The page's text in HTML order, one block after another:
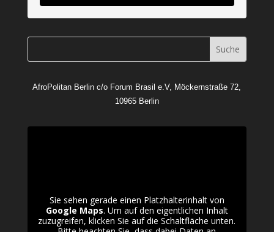
AfroPolitan Berlin c/o Forum Brasil e.V, Möckernstraße 72,
10965 Berlin
Sie sehen gerade einen Platzhalterinhalt von
Google Maps. Um auf den eigentlichen Inhalt
zuzugreifen, klicken Sie auf die Schaltfläche unten.